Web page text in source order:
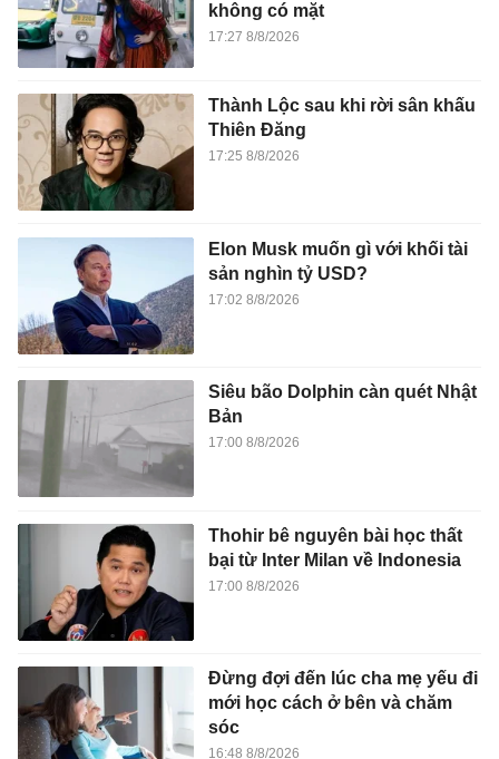
không có mặt
17:27 8/8/2026
Thành Lộc sau khi rời sân khấu
Thiên Đăng
17:25 8/8/2026
Elon Musk muốn gì với khối tài
sản nghìn tỷ USD?
17:02 8/8/2026
Siêu bão Dolphin càn quét Nhật
Bản
17:00 8/8/2026
Thohir bê nguyên bài học thất
bại từ Inter Milan về Indonesia
17:00 8/8/2026
Đừng đợi đến lúc cha mẹ yếu đi
mới học cách ở bên và chăm
sóc
16:48 8/8/2026